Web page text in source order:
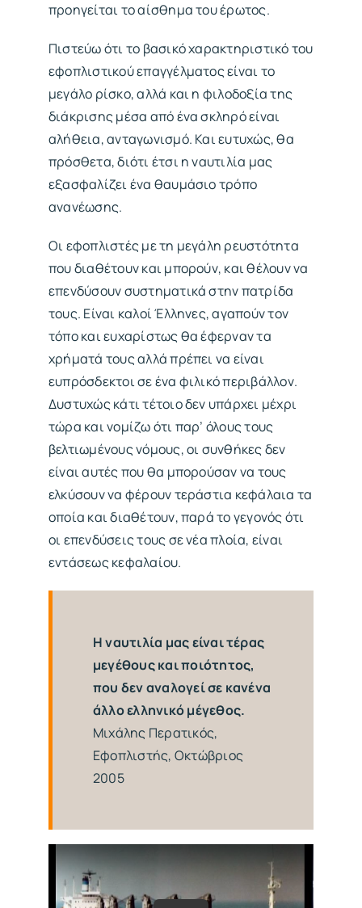
προηγείται το αίσθημα του έρωτος.
Πιστεύω ότι το βασικό χαρακτηριστικό του
εφοπλιστικού επαγγέλματος είναι το
μεγάλο ρίσκο, αλλά και η φιλοδοξία της
διάκρισης μέσα από ένα σκληρό είναι
αλήθεια, ανταγωνισμό. Και ευτυχώς, θα
πρόσθετα, διότι έτσι η ναυτιλία μας
εξασφαλίζει ένα θαυμάσιο τρόπο
ανανέωσης.
Οι εφοπλιστές με τη μεγάλη ρευστότητα
που διαθέτουν και μπορούν, και θέλουν να
επενδύσουν συστηματικά στην πατρίδα
τους. Είναι καλοί Έλληνες, αγαπούν τον
τόπο και ευχαρίστως θα έφερναν τα
χρήματά τους αλλά πρέπει να είναι
ευπρόσδεκτοι σε ένα φιλικό περιβάλλον.
Δυστυχώς κάτι τέτοιο δεν υπάρχει μέχρι
τώρα και νομίζω ότι παρ’ όλους τους
βελτιωμένους νόμους, οι συνθήκες δεν
είναι αυτές που θα μπορούσαν να τους
ελκύσουν να φέρουν τεράστια κεφάλαια τα
οποία και διαθέτουν, παρά το γεγονός ότι
οι επενδύσεις τους σε νέα πλοία, είναι
εντάσεως κεφαλαίου.
Η ναυτιλία μας είναι τέρας
μεγέθους και ποιότητος,
που δεν αναλογεί σε κανένα
άλλο ελληνικό μέγεθος.
Μιχάλης Περατικός,
Εφοπλιστής, Οκτώβριος
2005